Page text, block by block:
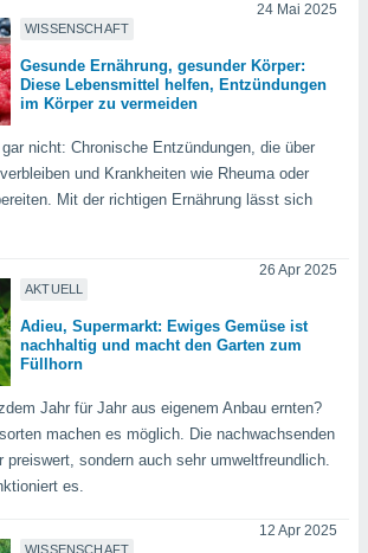
WISSENSCHAFT
24 Mai 2025
Gesunde Ernährung, gesunder Körper:
Diese Lebensmittel helfen, Entzündungen
im Körper zu vermeiden
nicht: Chronische Entzündungen, die über
und Krankheiten wie Rheuma oder
Mit der richtigen Ernährung lässt sich
AKTUELL
26 Apr 2025
Adieu, Supermarkt: Ewiges Gemüse ist
nachhaltig und macht den Garten zum
Füllhorn
Jahr für Jahr aus eigenem Anbau ernten?
machen es möglich. Die nachwachsenden
preiswert, sondern auch sehr umweltfreundlich.
es.
WISSENSCHAFT
12 Apr 2025